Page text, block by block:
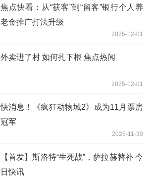
焦点快看：从“获客”到“留客”银行个人养
老金推广打法升级
2025-12-01
外卖进了村 如何扎下根 焦点热闻
2025-12-01
快消息！《疯狂动物城2》成为11月票房
冠军
2025-11-30
【首发】斯洛特“生死战”，萨拉赫替补 今
日快讯